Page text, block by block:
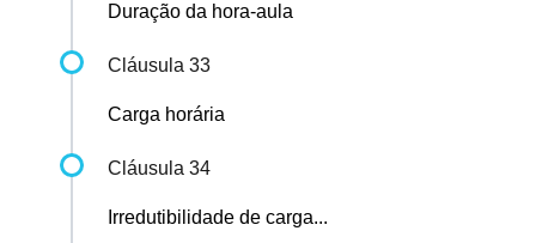
Duração da hora-aula
Cláusula 33
Carga horária
Cláusula 34
Irredutibilidade de carga...